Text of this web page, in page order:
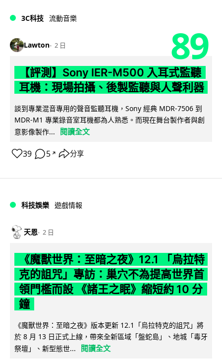
3C科技 流動音樂
Lawton 2 日 89
【評測】Sony IER-M500 入耳式監聽
耳機：現場拍攝、後製監聽與人聲利器
談到專業混音專用的聲音監聽耳機，Sony 經典 MDR-7506 到
MDR-M1 專業錄音室耳機都為人熟悉。而現在舞台製作者與創
意影像製作...
閱讀全文
39 5 ↗ 分享
科技娛樂 遊戲情報
天恩 2 日
《魔獸世界：至暗之夜》12.1 「烏拉特
克的詛咒」專訪：巢穴不為提高世界首
領門檻而設 《諸王之眠》縮短約 10 分
鐘
《魔獸世界：至暗之夜》版本更新 12.1「烏拉特克的詛咒」將
於 8 月 13 日正式上線，帶來全新區域「盤蛇島」、地城「毒牙
祭壇」、新型態世...
閱讀全文